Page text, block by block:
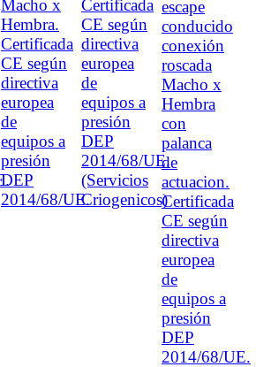
Macho x
Hembra.
Certificada
CE según
directiva
europea
de
equipos a
presión
DEP
2014/68/UE.
Certificada
CE según
directiva
europea
de
equipos a
presión
DEP
2014/68/UE.
(Servicios
Criogenicos)
escape
conducido
conexión
roscada
Macho x
Hembra
con
palanca
de
actuacion.
Certificada
CE según
directiva
europea
de
equipos a
presión
DEP
2014/68/UE.